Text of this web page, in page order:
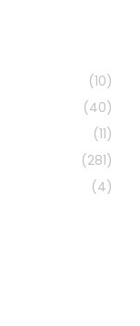
(10)
(40)
(11)
(281)
(4)